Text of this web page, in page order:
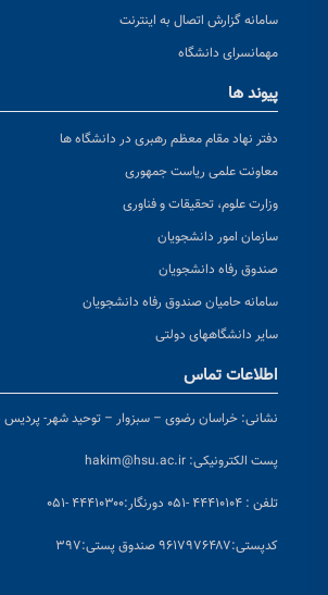
سامانه گزارش اتصال به اینترنت
مهمانسرای دانشگاه
پیوند ها
دفتر نهاد مقام معظم رهبری در دانشگاه ها
معاونت علمی ریاست جمهوری
وزارت علوم، تحقیقات و فناوری
سازمان امور دانشجویان
صندوق رفاه دانشجویان
سامانه حامیان صندوق رفاه دانشجویان
سایر دانشگاههای دولتی
اطلاعات تماس
نشانی: خراسان رضوی – سبزوار – توحید شهر- پردیس
پست الکترونیکی: hakim@hsu.ac.ir
تلفن : ۴۴۴۱۰۱۰۴ -۰۵۱ دورنگار:۴۴۴۱۰۳۰۰ -۰۵۱
کدپستی:۹۶۱۷۹۷۶۴۸۷ صندوق پستی:۳۹۷